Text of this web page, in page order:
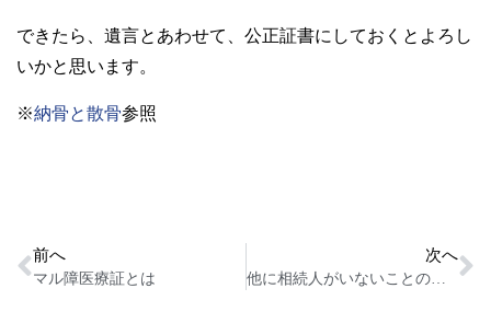
できたら、遺言とあわせて、公正証書にしておくとよろし
いかと思います。
※納骨と散骨参照
前へ
マル障医療証とは
次へ
他に相続人がいないことの証明書とは